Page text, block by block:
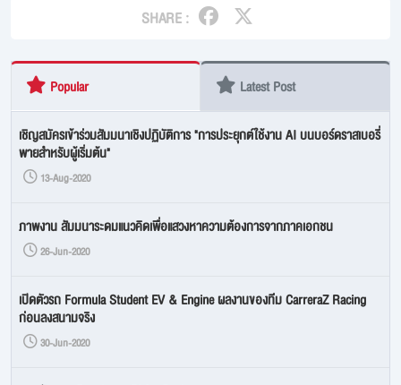
SHARE :
Popular Latest Post
เชิญสมัครเข้าร่วมสัมมนาเชิงปฏิบัติการ "การประยุกต์ใช้งาน AI บนบอร์ดราสเบอรี่
พายสำหรับผู้เริ่มต้น"
13-Aug-2020
ภาพงาน สัมมนาระดมแนวคิดเพื่อแสวงหาความต้องการจากภาคเอกชน
26-Jun-2020
เปิดตัวรถ Formula Student EV & Engine ผลงานของทีม CarreraZ Racing
ก่อนลงสนามจริง
30-Jun-2020